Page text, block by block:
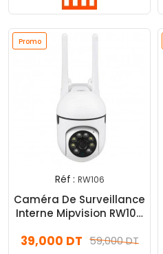
Promo
Réf : RW106
Caméra De Surveillance
Interne Mipvision RW106
59,000 DT
39,000 DT